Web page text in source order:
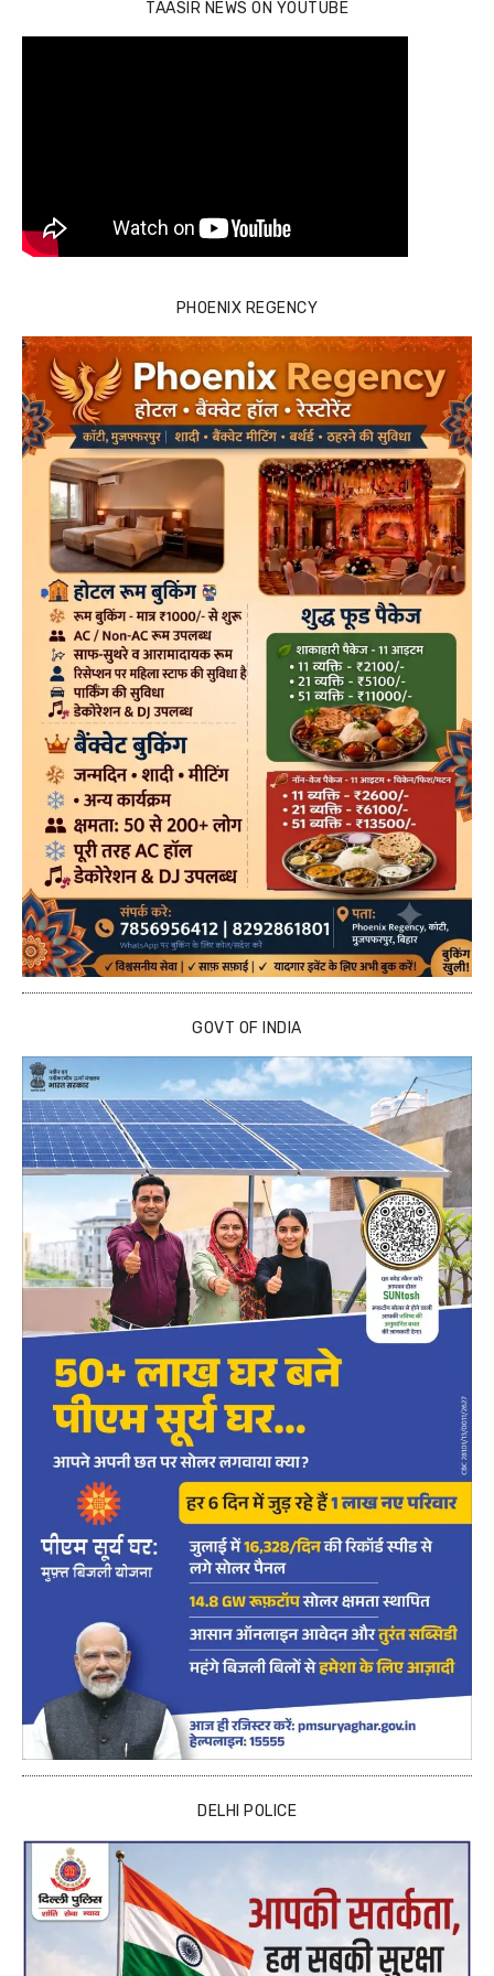
TAASIR NEWS ON YOUTUBE
PHOENIX REGENCY
GOVT OF INDIA
DELHI POLICE